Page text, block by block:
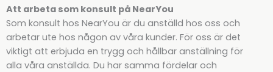
Att arbeta som konsult på NearYou
Som konsult hos NearYou är du anställd hos oss och
arbetar ute hos någon av våra kunder. För oss är det
viktigt att erbjuda en trygg och hållbar anställning för
alla våra anställda. Du har samma fördelar och